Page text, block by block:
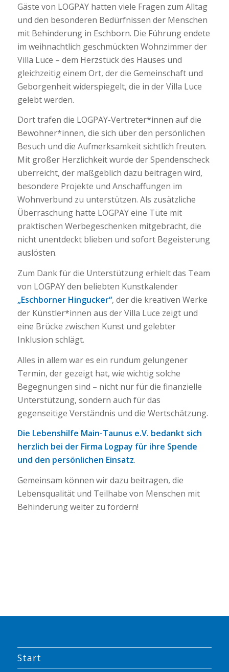
Gäste von LOGPAY hatten viele Fragen zum Alltag
und den besonderen Bedürfnissen der Menschen
mit Behinderung in Eschborn. Die Führung endete
im weihnachtlich geschmückten Wohnzimmer der
Villa Luce – dem Herzstück des Hauses und
gleichzeitig einem Ort, der die Gemeinschaft und
Geborgenheit widerspiegelt, die in der Villa Luce
gelebt werden.
Dort trafen die LOGPAY-Vertreter*innen auf die
Bewohner*innen, die sich über den persönlichen
Besuch und die Aufmerksamkeit sichtlich freuten.
Mit großer Herzlichkeit wurde der Spendenscheck
überreicht, der maßgeblich dazu beitragen wird,
besondere Projekte und Anschaffungen im
Wohnverbund zu unterstützen. Als zusätzliche
Überraschung hatte LOGPAY eine Tüte mit
praktischen Werbegeschenken mitgebracht, die
nicht unentdeckt blieben und sofort Begeisterung
auslösten.
Zum Dank für die Unterstützung erhielt das Team
von LOGPAY den beliebten Kunstkalender
„Eschborner Hingucker“, der die kreativen Werke
der Künstler*innen aus der Villa Luce zeigt und
eine Brücke zwischen Kunst und gelebter
Inklusion schlägt.
Alles in allem war es ein rundum gelungener
Termin, der gezeigt hat, wie wichtig solche
Begegnungen sind – nicht nur für die finanzielle
Unterstützung, sondern auch für das
gegenseitige Verständnis und die Wertschätzung.
Die Lebenshilfe Main-Taunus e.V. bedankt sich
herzlich bei der Firma Logpay für ihre Spende
und den persönlichen Einsatz.
Gemeinsam können wir dazu beitragen, die
Lebensqualität und Teilhabe von Menschen mit
Behinderung weiter zu fördern!
Start